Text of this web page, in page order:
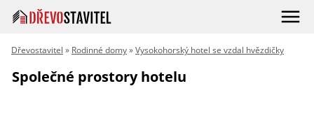
Dřevostavitel » Rodinné domy»Vysokohorský hotel se vzdal hvězdičky
Společné prostory hotelu